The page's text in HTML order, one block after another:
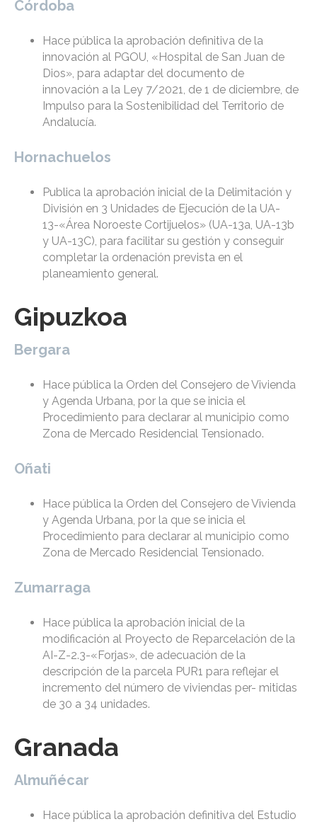
Córdoba
Hace pública la aprobación definitiva de la
innovación al PGOU, «Hospital de San Juan de
Dios», para adaptar del documento de
innovación a la Ley 7/2021, de 1 de diciembre, de
Impulso para la Sostenibilidad del Territorio de
Andalucía.
Hornachuelos
Publica la aprobación inicial de la Delimitación y
División en 3 Unidades de Ejecución de la UA-
13-«Área Noroeste Cortijuelos» (UA-13a, UA-13b
y UA-13C), para facilitar su gestión y conseguir
completar la ordenación prevista en el
planeamiento general.
Gipuzkoa
Bergara
Hace pública la Orden del Consejero de Vivienda
y Agenda Urbana, por la que se inicia el
Procedimiento para declarar al municipio como
Zona de Mercado Residencial Tensionado.
Oñati
Hace pública la Orden del Consejero de Vivienda
y Agenda Urbana, por la que se inicia el
Procedimiento para declarar al municipio como
Zona de Mercado Residencial Tensionado.
Zumarraga
Hace pública la aprobación inicial de la
modificación al Proyecto de Reparcelación de la
AI-Z-2.3-«Forjas», de adecuación de la
descripción de la parcela PUR1 para reflejar el
incremento del número de viviendas per- mitidas
de 30 a 34 unidades.
Granada
Almuñécar
Hace pública la aprobación definitiva del Estudio